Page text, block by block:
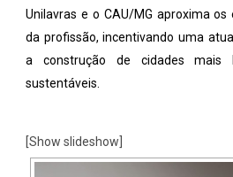
Unilavras e o CAU/MG aproxima
da profissão, incentivando uma
a construção de cidades mais
sustentáveis.
[Show slideshow]